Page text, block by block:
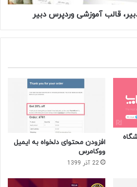
قالب آموزشی وردپرس دبیر
افزودن محتوای دلخواه به ایمیل
ووکامرس
22 آذر 1399